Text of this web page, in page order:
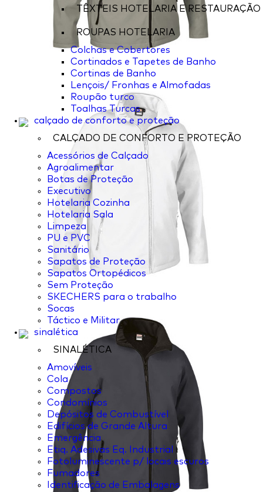
TÊXTEIS HOTELARIA E RESTAURAÇÃO
ROUPAS HOTELARIA
Colchas e Cobertores
Cortinados e Tapetes de Banho
Cortinas de Banho
Lençois/ Fronhas e Almofadas
Roupão turco
Toalhas Turcas
calçado de conforto e proteção
CALÇADO DE CONFORTO E PROTEÇÃO
Acessórios de Calçado
Agroalimentar
Botas de Proteção
Executivo
Hotelaria Cozinha
Hotelaria Sala
Limpeza
PU e PVC
Sanitário
Sapatos de Proteção
Sapatos Ortopédicos
Sem Proteção
SKECHERS para o trabalho
Socas
Táctico e Militar
sinalética
SINALÉTICA
Amovíveis
Cola
Compostos
Condomínios
Depósitos de Combustível
Edifícios de Grande Altura
Emergência
Etiq. Adesivas Eq. Industrial
Fotoluminescente p/ locais escuros
Fumadores
Identificação de Embalagens